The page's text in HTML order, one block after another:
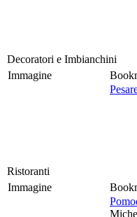
Decoratori e Imbianchini
Immagine
Ristoranti
Immagine